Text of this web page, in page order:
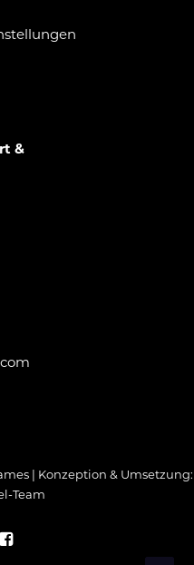
&
| Konzeption & Umsetzung:
Team